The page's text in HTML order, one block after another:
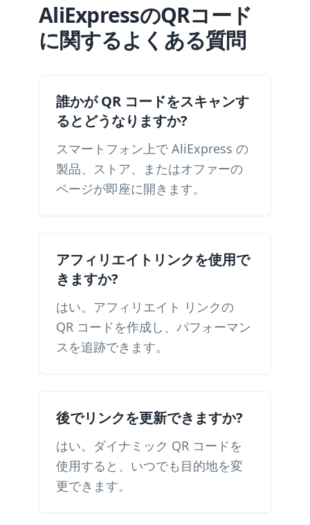
AliExpressのQRコード
に関するよくある質問
誰かが QR コードをスキャンす
るとどうなりますか?
スマートフォン上で AliExpress の
製品、ストア、またはオファーの
ページが即座に開きます。
アフィリエイトリンクを使用で
きますか?
はい。アフィリエイト リンクの
QR コードを作成し、パフォーマン
スを追跡できます。
後でリンクを更新できますか?
はい。ダイナミック QR コードを
使用すると、いつでも目的地を変
更できます。